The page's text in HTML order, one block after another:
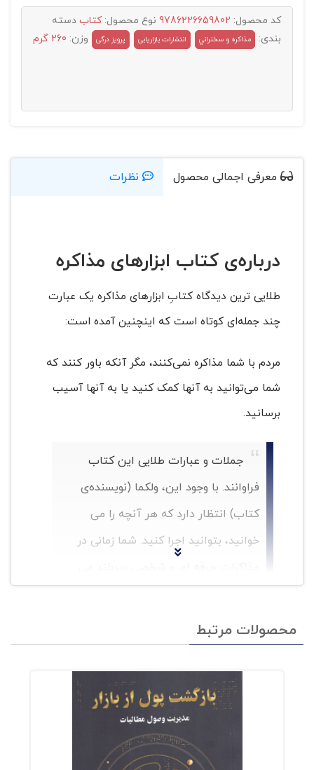
کد محصول: 9786226659802 نوع محصول:کتاب دسته
بندی:
مذاکره و سخنراني انتشارات بازاریابی پرویز درگی وزن: 260 گرم
معرفی اجمالی محصول نظرات
درباره‌ی کتاب ابزارهای مذاکره
طلایی‌ ترین دیدگاه کتابِ ابزارهای مذاکره یک عبارت
چند جمله‌ای کوتاه است که اینچنین آمده است:
مردم با شما مذاکره نمی‌کنند، مگر آنکه باور کنند که
شما می‌توانید به آنها کمک کنید یا به آنها آسیب
برسانید.
جملات و عبارات طلایی این کتاب
فراوانند. با وجود این، ولکما (نویسنده‌ی
کتاب) انتظار دارد که هر آنچه را می‌
خوانید، بتوانید اجرا کنید. شما زمانی در
و به درستی در زمان مذاکرات و به اصطلاح
«روی میز مذاکره» اجرایی کنید.ویژگی
برجسته‌ی کتاب ابزارهای مذاکره در آن
است که شما بدون نیاز به آموزش خاص،
می‌ توانید با این کتاب قدم به قدم پیش
محصولات مرتبط